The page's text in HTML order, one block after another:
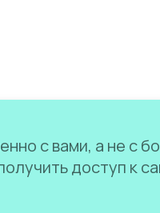
с вами, а не с
доступ к